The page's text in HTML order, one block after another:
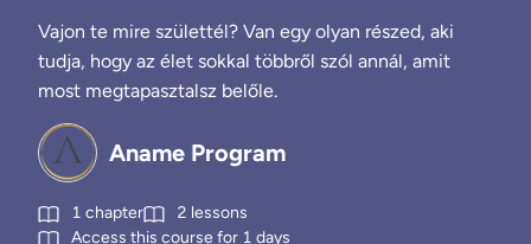
Vajon te mire születtél? Van egy olyan részed, aki
tudja, hogy az élet sokkal többről szól annál, amit
most megtapasztalsz belőle.
Aname Program
1 chapter 2 lessons
Access this course for 1 days